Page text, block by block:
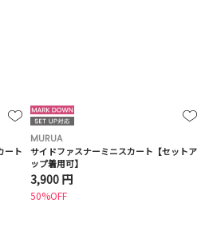
ート
MURUA
サイドファスナーミニスカート【セットア
ップ着用可】
3,900 円
50%OFF